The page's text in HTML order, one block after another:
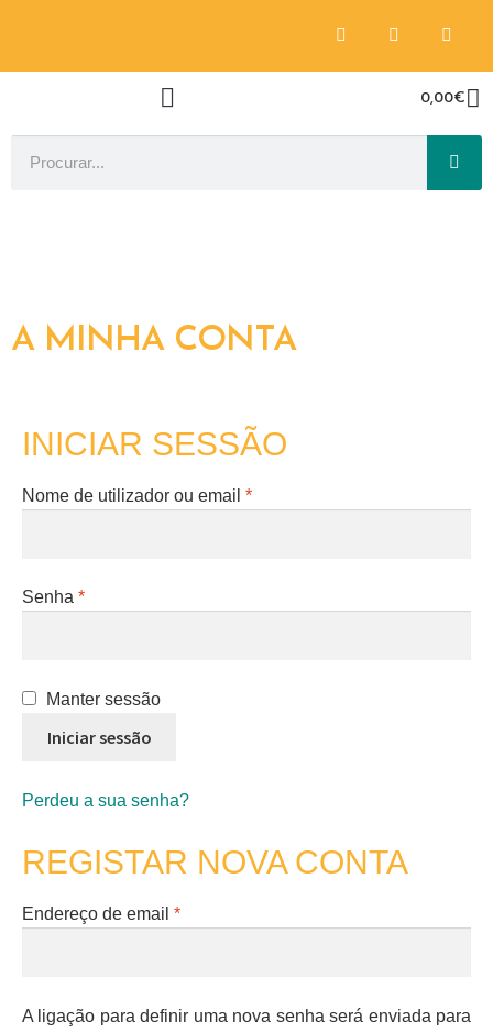
0,00€
A MINHA CONTA
INICIAR SESSÃO
Nome de utilizador ou email *
Senha *
Manter sessão
Iniciar sessão
Perdeu a sua senha?
REGISTAR NOVA CONTA
Endereço de email *
A ligação para definir uma nova senha será enviada para